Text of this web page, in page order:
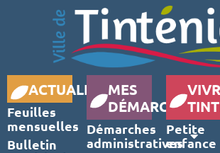
ACTUALITÉS
Feuilles
mensuelles
Bulletin
MES
DÉMARCHES
Démarches
administratives
Petite
enfance